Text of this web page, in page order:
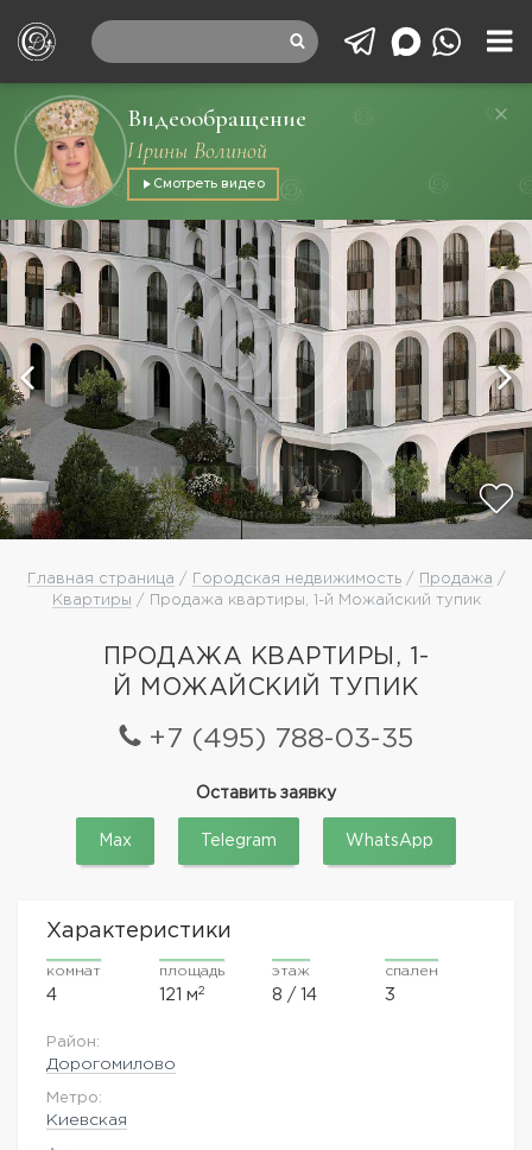
Видеообращение
Ирины Волиной
Смотреть видео
Главная страница / Городская недвижимость/ Продажа /
Квартиры / Продажа квартиры, 1-й Можайский тупик
ПРОДАЖА КВАРТИРЫ, 1-
Й МОЖАЙСКИЙ ТУПИК
+7 (495) 788-03-35
Оставить заявку
Max Telegram WhatsApp
Характеристики
комнат
4
площадь
121 м2
этаж
8 / 14
спален
3
Район:
Дорогомилово
Метро:
Киевская